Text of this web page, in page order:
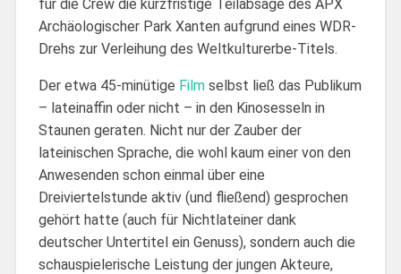
für die Crew die kurzfristige Teilabsage des APX
Archäologischer Park Xanten aufgrund eines WDR-
Drehs zur Verleihung des Weltkulturerbe-Titels.
Der etwa 45-minütige Filmselbst ließ das Publikum
– lateinaffin oder nicht – in den Kinosesseln in
Staunen geraten. Nicht nur der Zauber der
lateinischen Sprache, die wohl kaum einer von den
Anwesenden schon einmal über eine
Dreiviertelstunde aktiv (und fließend) gesprochen
gehört hatte (auch für Nichtlateiner dank
deutscher Untertitel ein Genuss), sondern auch die
schauspielerische Leistung der jungen Akteure,